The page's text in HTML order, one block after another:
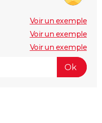
Voir un exemple
Voir un exemple
Voir un exemple